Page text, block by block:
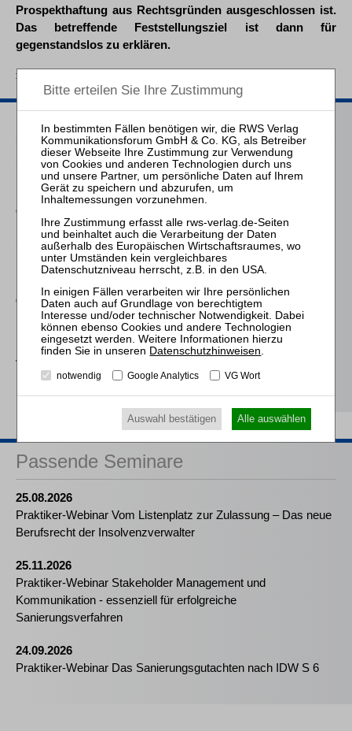
Prospekthaftung aus Rechtsgründen ausgeschlossen ist.
Das betreffende Feststellungsziel ist dann für
gegenstandslos zu erklären.
Passende Bücher
Schröder
Die Reform des
Eigenkapitalersatzrechts
durch das MoMiG
Schmitz-Justen
Die Haftung des
Kommanditisten in der
Insolvenz der
Gesellschaft
Persönliche Haftung des
Verwalters in der
Insolvenz
Passende Seminare
25.08.2026
Praktiker-Webinar Vom Listenplatz zur Zulassung – Das neue
Berufsrecht der Insolvenzverwalter
25.11.2026
Praktiker-Webinar Stakeholder Management und
Kommunikation - essenziell für erfolgreiche
Sanierungsverfahren
24.09.2026
Praktiker-Webinar Das Sanierungsgutachten nach IDW S 6
Datenschutzhinweisen.
notwendig Google Analytics VG Wort
Auswahl bestätigen Alle auswählen